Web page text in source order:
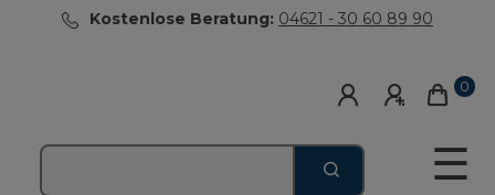
Kostenlose Beratung: 04621 - 30 60 89 90
0
☰